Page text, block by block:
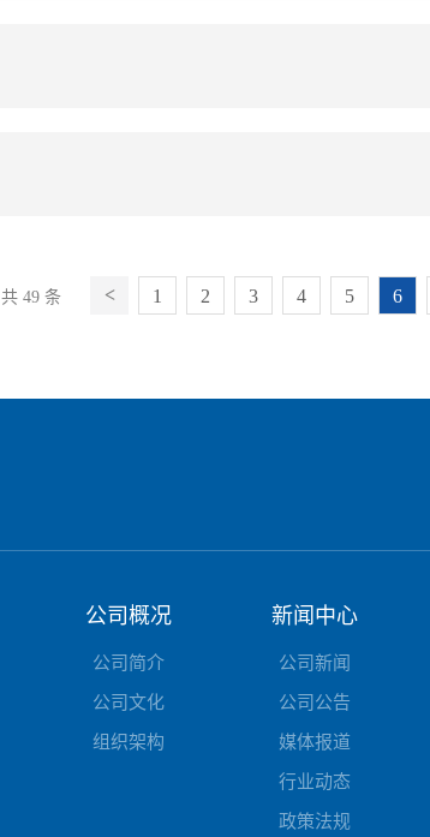
共 49 条 1 2 3 4 5 6
公司概况
公司简介
公司文化
组织架构
新闻中心
公司新闻
公司公告
媒体报道
行业动态
政策法规